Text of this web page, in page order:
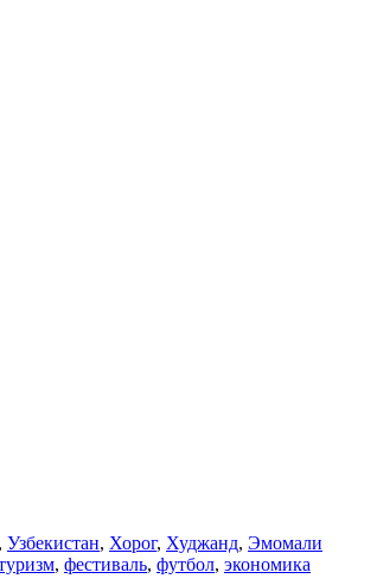
, Узбекистан, Хорог, Худжанд, Эмомали
, фестиваль, футбол, экономика